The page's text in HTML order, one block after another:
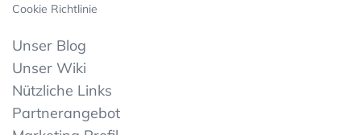
Cookie Richtlinie
Unser Blog
Unser Wiki
Nützliche Links
Partnerangebot